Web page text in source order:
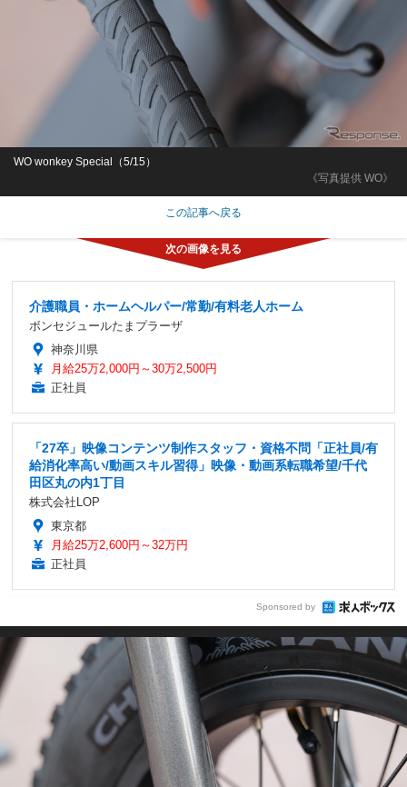
《写真提供 WO》
WO wonkey Special（5/15）
この記事へ戻る
介護職員・ホームヘルパー/常勤/有料老人ホーム
ボンセジュールたまプラーザ
神奈川県
月給25万2,000円～30万2,500円
正社員
「27卒」映像コンテンツ制作スタッフ・資格不問「正社員/有
給消化率高い/動画スキル習得」映像・動画系転職希望/千代
田区丸の内1丁目
株式会社LOP
東京都
月給25万2,600円～32万円
正社員
Sponsored by